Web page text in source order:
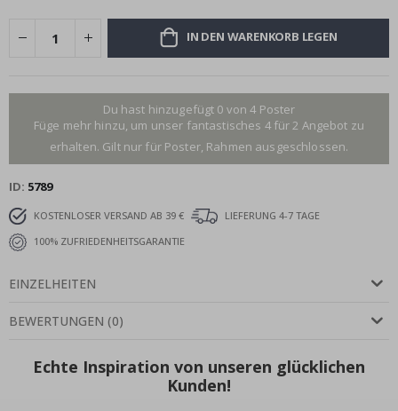
IN DEN WARENKORB LEGEN
Du hast hinzugefügt 0 von 4 Poster
Füge mehr hinzu, um unser fantastisches 4 für 2 Angebot zu
erhalten. Gilt nur für Poster, Rahmen ausgeschlossen.
ID 5789
KOSTENLOSER VERSAND AB 39 €
LIEFERUNG 4-7 TAGE
100% ZUFRIEDENHEITSGARANTIE
EINZELHEITEN
BEWERTUNGEN (0)
Echte Inspiration von unseren glücklichen
Kunden!